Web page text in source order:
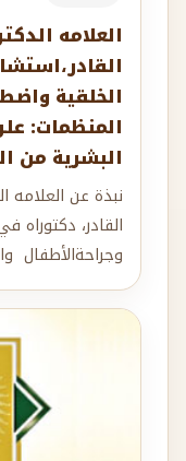
العلامه
الخلقية
المنظمات:
البشرية من
نبذة عن العلامه
القادر،
وجراحةالأطفال